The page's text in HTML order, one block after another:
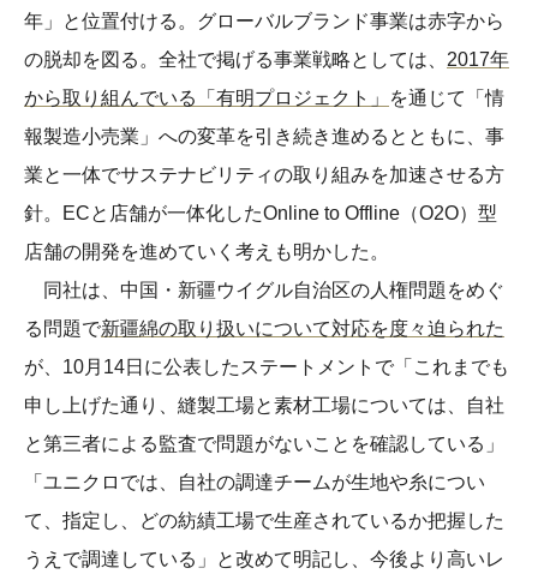
年」と位置付ける。グローバルブランド事業は赤字から
の脱却を図る。全社で掲げる事業戦略としては、 2017年
から取り組んでいる「有明プロジェクト」
を通じて「情
報製造小売業」への変革を引き続き進めるとともに、事
業と一体でサステナビリティの取り組みを加速させる方
針。ECと店舗が一体化したOnline to Offline（O2O）型
店舗の開発を進めていく考えも明かした。
同社は、中国・新疆ウイグル自治区の人権問題をめぐ
る問題で新疆綿の取り扱いについて対応を度々迫られた
が、10月14日に公表したステートメントで「これまでも
申し上げた通り、縫製工場と素材工場については、自社
と第三者による監査で問題がないことを確認している」
「ユニクロでは、自社の調達チームが生地や糸につい
て、指定し、どの紡績工場で生産されているか把握した
うえで調達している」と改めて明記し、今後より高いレ